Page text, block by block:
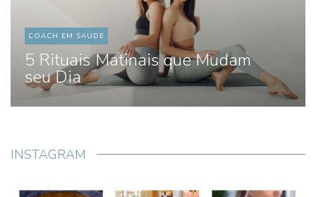
COACH EM SAÚDE
5 Rituais Matinais que Mudam
seu Dia
INSTAGRAM